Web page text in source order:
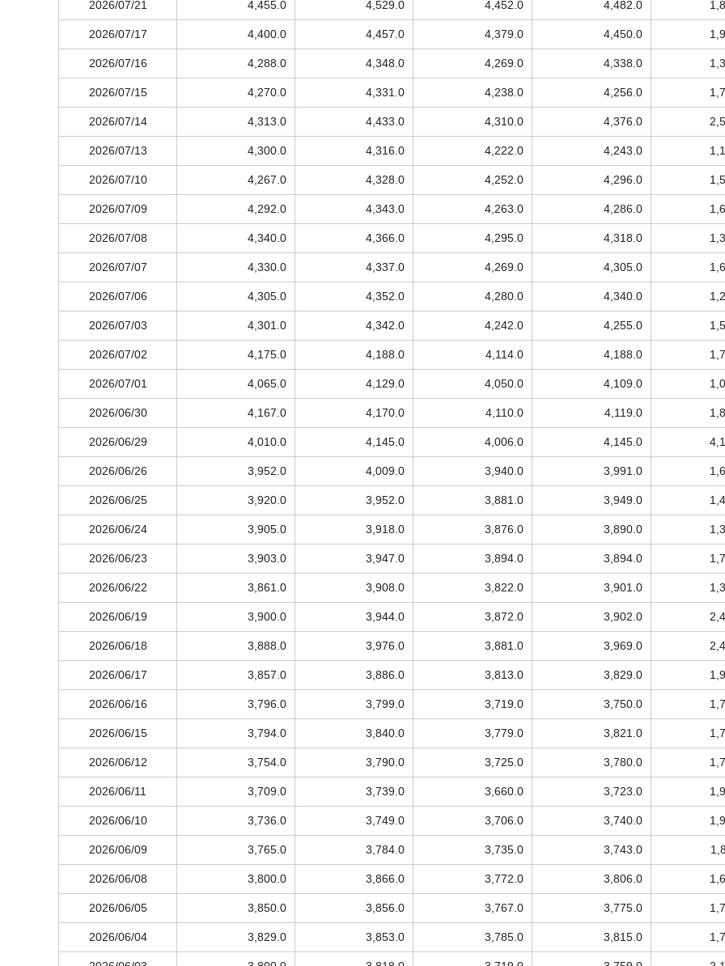
2026/07/21 4,455.0 4,529.0 4,452.0 4,482.0
2026/07/17 4,400.0 4,457.0 4,379.0 4,450.0
2026/07/16 4,288.0 4,348.0 4,269.0 4,338.0
2026/07/15 4,270.0 4,331.0 4,238.0 4,256.0
2026/07/14 4,313.0 4,433.0 4,310.0 4,376.0
2026/07/13 4,300.0 4,316.0 4,222.0 4,243.0
2026/07/10 4,267.0 4,328.0 4,252.0 4,296.0
2026/07/09 4,292.0 4,343.0 4,263.0 4,286.0
2026/07/08 4,340.0 4,366.0 4,295.0 4,318.0
2026/07/07 4,330.0 4,337.0 4,269.0 4,305.0
2026/07/06 4,305.0 4,352.0 4,280.0 4,340.0
2026/07/03 4,301.0 4,342.0 4,242.0 4,255.0
2026/07/02 4,175.0 4,188.0 4,114.0 4,188.0
2026/07/01 4,065.0 4,129.0 4,050.0 4,109.0
2026/06/30 4,167.0 4,170.0 4,110.0 4,119.0
2026/06/29 4,010.0 4,145.0 4,006.0 4,145.0
2026/06/26 3,952.0 4,009.0 3,940.0 3,991.0
2026/06/25 3,920.0 3,952.0 3,881.0 3,949.0
2026/06/24 3,905.0 3,918.0 3,876.0 3,890.0
2026/06/23 3,903.0 3,947.0 3,894.0 3,894.0
2026/06/22 3,861.0 3,908.0 3,822.0 3,901.0
2026/06/19 3,900.0 3,944.0 3,872.0 3,902.0
2026/06/18 3,888.0 3,976.0 3,881.0 3,969.0
2026/06/17 3,857.0 3,886.0 3,813.0 3,829.0
2026/06/16 3,796.0 3,799.0 3,719.0 3,750.0
2026/06/15 3,794.0 3,840.0 3,779.0 3,821.0
2026/06/12 3,754.0 3,790.0 3,725.0 3,780.0
2026/06/11 3,709.0 3,739.0 3,660.0 3,723.0
2026/06/10 3,736.0 3,749.0 3,706.0 3,740.0
2026/06/09 3,765.0 3,784.0 3,735.0 3,743.0
2026/06/08 3,800.0 3,866.0 3,772.0 3,806.0
2026/06/05 3,850.0 3,856.0 3,767.0 3,775.0
2026/06/04 3,829.0 3,853.0 3,785.0 3,815.0